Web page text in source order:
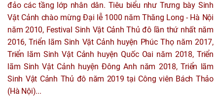
đảo các tầng lớp nhân dân. Tiêu biểu như Trưng bày Sinh
Vật Cảnh chào mừng Đại lễ 1000 năm Thăng Long - Hà Nội
năm 2010, Festival Sinh Vật Cảnh Thủ đô lần thứ nhất năm
2016, Triển lãm Sinh Vật Cảnh huyện Phúc Thọ năm 2017,
Triển lãm Sinh Vật Cảnh huyện Quốc Oai năm 2018, Triển
lãm Sinh Vật Cảnh huyện Đông Anh năm 2018, Triển lãm
Sinh Vật Cảnh Thủ đô năm 2019 tại Công viên Bách Thảo
(Hà Nội)...